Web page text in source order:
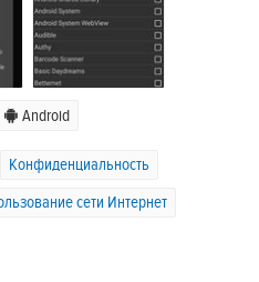
Android
Конфиденциальность
сети Интернет